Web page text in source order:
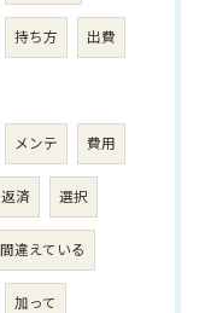
持ち方 出費
メンテ 費用
返済 選択
間違えている
加って